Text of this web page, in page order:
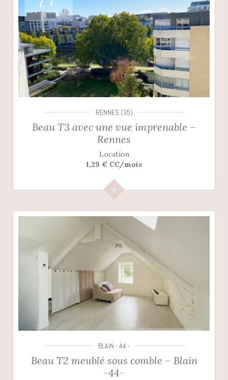
RENNES (35)
Beau T3 avec une vue imprenable –
Rennes
Location
1,29 € CC/mois
BLAIN - 44 -
Beau T2 meublé sous comble – Blain
-44-